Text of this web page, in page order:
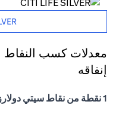
إنفاقه
1 نقطة من نقاط سيتي دولارز على جميع المشتريات